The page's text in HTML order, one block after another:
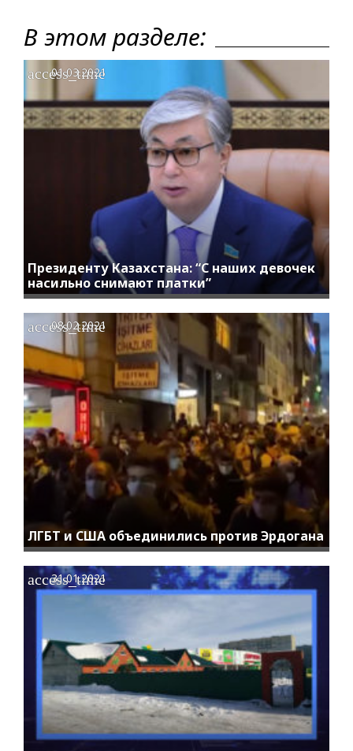
В этом разделе:
Президенту Казахстана: “С наших девочек
насильно снимают платки”
access_time
01.03.2021
ЛГБТ и США объединились против Эрдогана
access_time
08.02.2021
access_time
31.01.2021